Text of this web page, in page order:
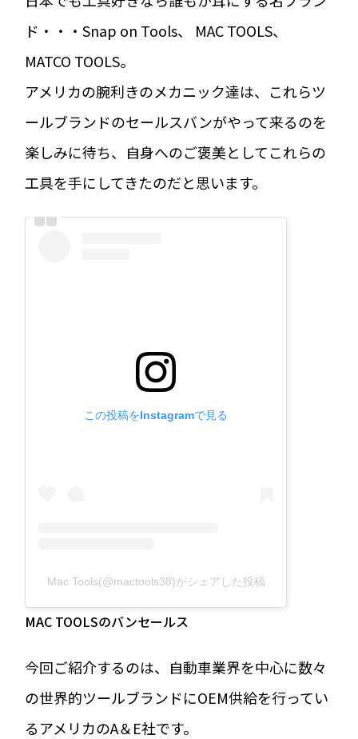
ド・・・Snap on Tools、 MAC TOOLS、
MATCO TOOLS。
アメリカの腕利きのメカニック達は、これらツ
ールブランドのセールスバンがやって来るのを
楽しみに待ち、自身へのご褒美としてこれらの
工具を手にしてきたのだと思います。
この投稿をInstagramで見る
Mac Tools(@mactools38)がシェアした投稿
MAC TOOLSのバンセールス
今回ご紹介するのは、自動車業界を中心に数々
の世界的ツールブランドにOEM供給を行ってい
るアメリカのA＆E社です。